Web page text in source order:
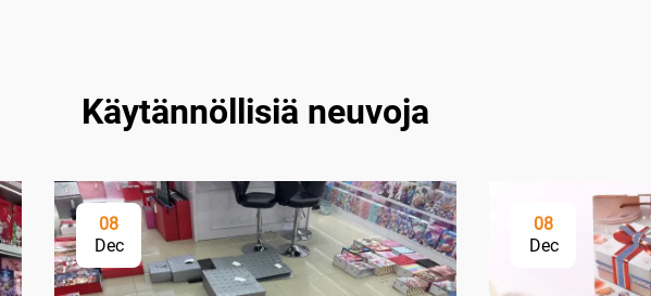
Käytännöllisiä neuvoja
08
Dec
08
Dec